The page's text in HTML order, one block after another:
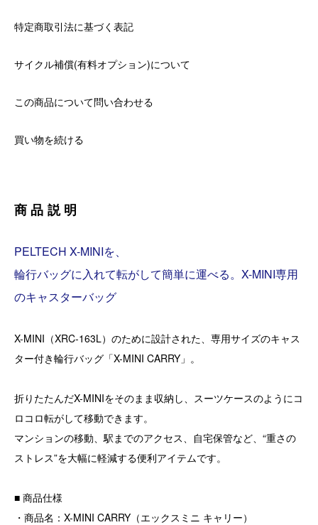
特定商取引法に基づく表記
サイクル補償(有料オプション)について
この商品について問い合わせる
買い物を続ける
商品説明
PELTECH X-MINIを、
輪行バッグに入れて転がして簡単に運べる。X-MINI専用
のキャスターバッグ
X-MINI（XRC-163L）のために設計された、専用サイズのキャス
ター付き輪行バッグ「X-MINI CARRY」。
折りたたんだX-MINIをそのまま収納し、スーツケースのようにコ
ロコロ転がして移動できます。
マンションの移動、駅までのアクセス、自宅保管など、“重さの
ストレス”を大幅に軽減する便利アイテムです。
■ 商品仕様
・商品名：X-MINI CARRY（エックスミニ キャリー）